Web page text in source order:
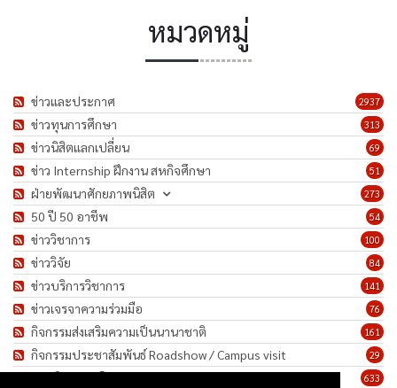
หมวดหมู่
2937
ข่าวและประกาศ
313
ข่าวทุนการศึกษา
69
ข่าวนิสิตแลกเปลี่ยน
51
ข่าว Internship ฝึกงาน สหกิจศึกษา
273
ฝ่ายพัฒนาศักยภาพนิสิต
54
50 ปี 50 อาชีพ
100
ข่าววิชาการ
84
ข่าววิจัย
141
ข่าวบริการวิชาการ
76
ข่าวเจรจาความร่วมมือ
161
กิจกรรมส่งเสริมความเป็นนานาชาติ
29
กิจกรรมประชาสัมพันธ์ Roadshow / Campus visit
633
ภาพกิจกรรม/โครงการ